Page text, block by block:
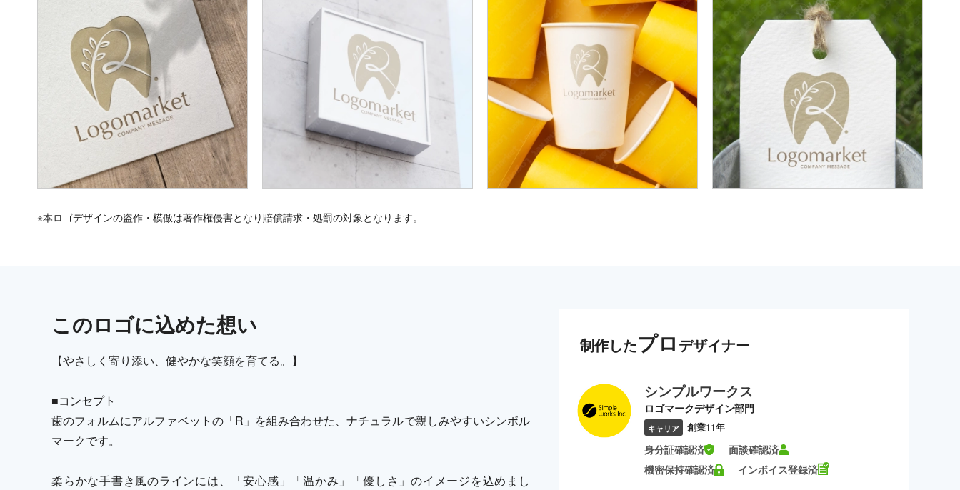
※本ロゴデザインの盗作・模倣は著作権侵害となり賠償請求・処罰の対象となります。
このロゴに込めた想い
【やさしく寄り添い、健やかな笑顔を育てる。】
■コンセプト
歯のフォルムにアルファベットの「R」を組み合わせた、ナチュラルで親しみやすいシンボル
マークです。
柔らかな手書き風のラインには、「安心感」「温かみ」「優しさ」のイメージを込めまし
制作したプロ デザイナー
シンプルワークス
ロゴマークデザイン部門
キャリア 創業11年
身分証確認済
面談確認済
機密保持確認済
インボイス登録済